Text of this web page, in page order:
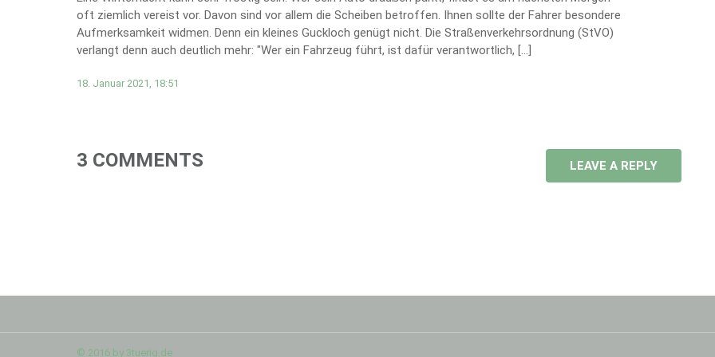
oft ziemlich vereist vor. Davon sind vor allem die Scheiben betroffen. Ihnen sollte der Fahrer besondere
Aufmerksamkeit widmen. Denn ein kleines Guckloch genügt nicht. Die Straßenverkehrsordnung (StVO)
verlangt denn auch deutlich mehr: "Wer ein Fahrzeug führt, ist dafür verantwortlich, […]
18. Januar 2021, 18:51
3 COMMENTS LEAVE A REPLY
© 2016 by 3tuerig.de